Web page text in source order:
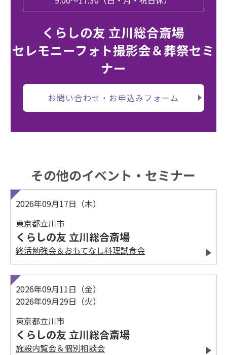
くらしの友 立川総合斎場
セレモニーフォト撮影会＆葬祭セミ
ナー
お問い合わせ・お申込みフォーム
その他のイベント・セミナー
2026年09月17日（木）
東京都立川市
くらしの友 立川総合斎場
終活勉強会＆おもてなし料理試食会
2026年09月11日（金）
2026年09月29日（火）
東京都立川市
くらしの友 立川総合斎場
施設内覧会＆個別相談会